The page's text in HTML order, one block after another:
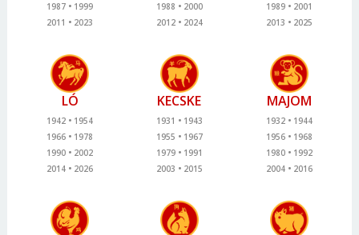
1987
1999
2011
2023
1988
2000
2012
2024
1989
2001
2013
2025
LÓ
1942
1954
1966
1978
1990
2002
2014
2026
KECSKE
1931
1943
1955
1967
1979
1991
2003
2015
MAJOM
1932
1944
1956
1968
1980
1992
2004
2016